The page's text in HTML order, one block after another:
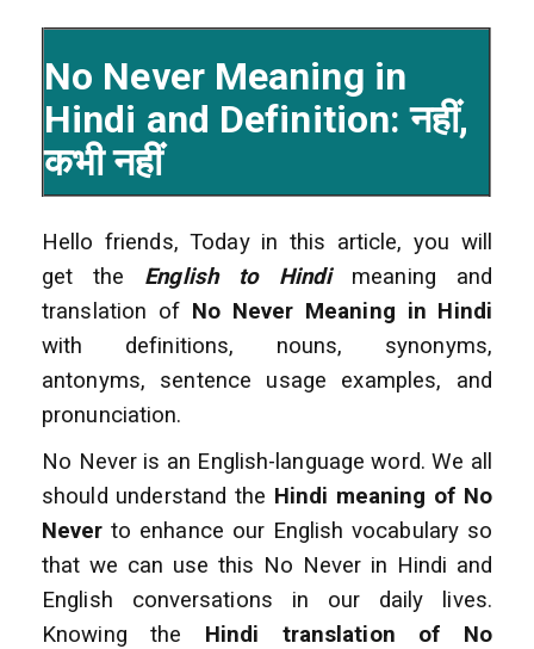
No Never Meaning in
Hindi and Definition: नहीं,
कभी नहीं
Hello friends, Today in this article, you will
get the English to Hindimeaning and
translation of No Never Meaning in Hindi
with definitions, nouns, synonyms,
antonyms, sentence usage examples, and
pronunciation.
No Never is an English-language word. We all
should understand the Hindi meaning of No
Never to enhance our English vocabulary so
that we can use this No Never in Hindi and
English conversations in our daily lives.
Knowing the Hindi translation of No